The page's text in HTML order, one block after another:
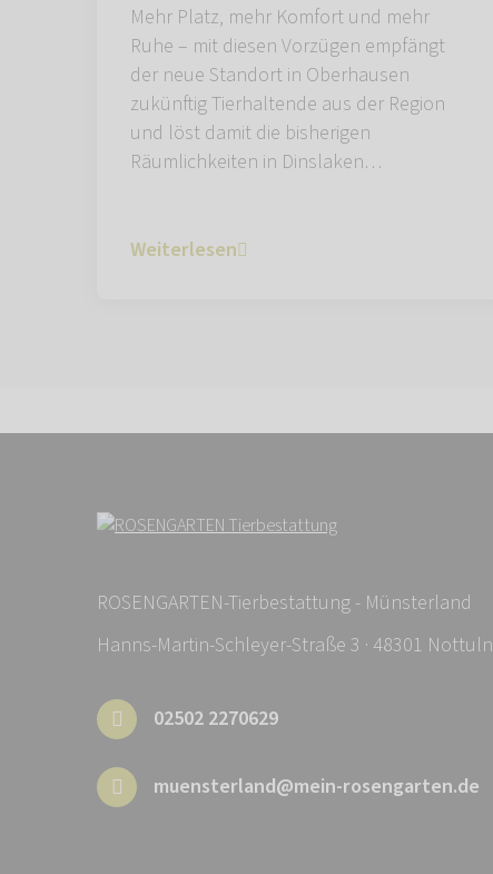
Mehr Platz, mehr Komfort und mehr
Ruhe – mit diesen Vorzügen empfängt
der neue Standort in Oberhausen
zukünftig Tierhaltende aus der Region
und löst damit die bisherigen
Räumlichkeiten in Dinslaken…
Weiterlesen
ROSENGARTEN-Tierbestattung - Münsterland
Hanns-Martin-Schleyer-Straße 3 · 48301 Nottuln
02502 2270629
muensterland@mein-rosengarten.de